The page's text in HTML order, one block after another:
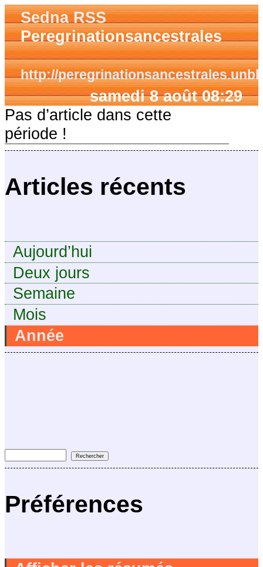
Sedna RSS
Peregrinationsancestrales
http://
samedi 8 août 08:29
Articles récents
Aujourd’hui
Deux jours
Semaine
Mois
Année
Préférences
Pas d’article dans cette
période !